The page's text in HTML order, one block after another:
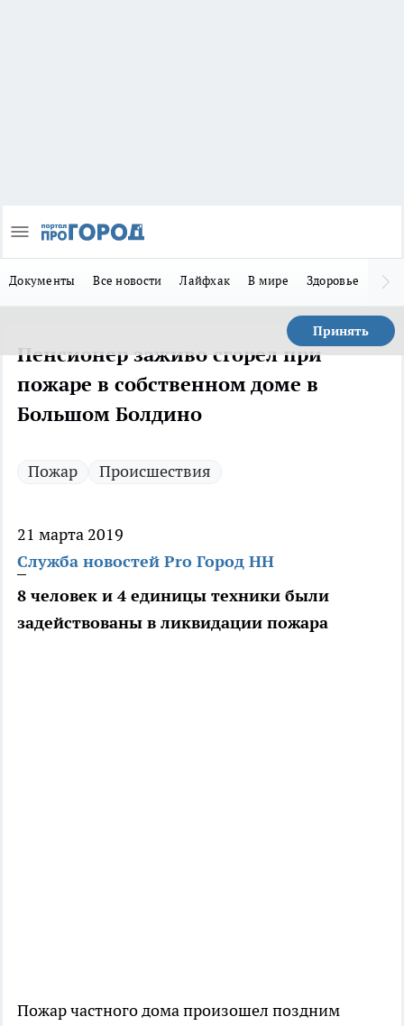
Документы Все новости Лайфхак В мире Здоровье
Принять
Пенсионер заживо сгорел при
пожаре в собственном доме в
Большом Болдино
Пожар Происшествия
21 марта 2019
Служба новостей Pro Город НН
8 человек и 4 единицы техники были
задействованы в ликвидации пожара
Пожар частного дома произошел поздним